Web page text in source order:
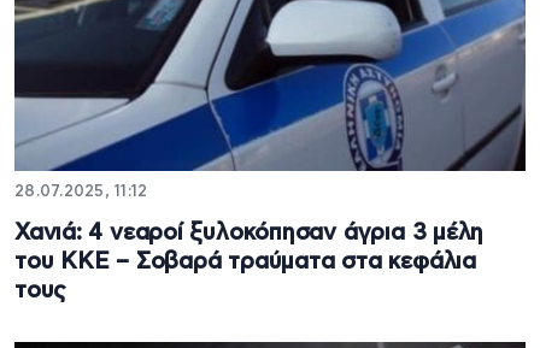
28.07.2025, 11:12
Χανιά: 4 νεαροί ξυλοκόπησαν άγρια 3 μέλη
του ΚΚΕ – Σοβαρά τραύματα στα κεφάλια
τους